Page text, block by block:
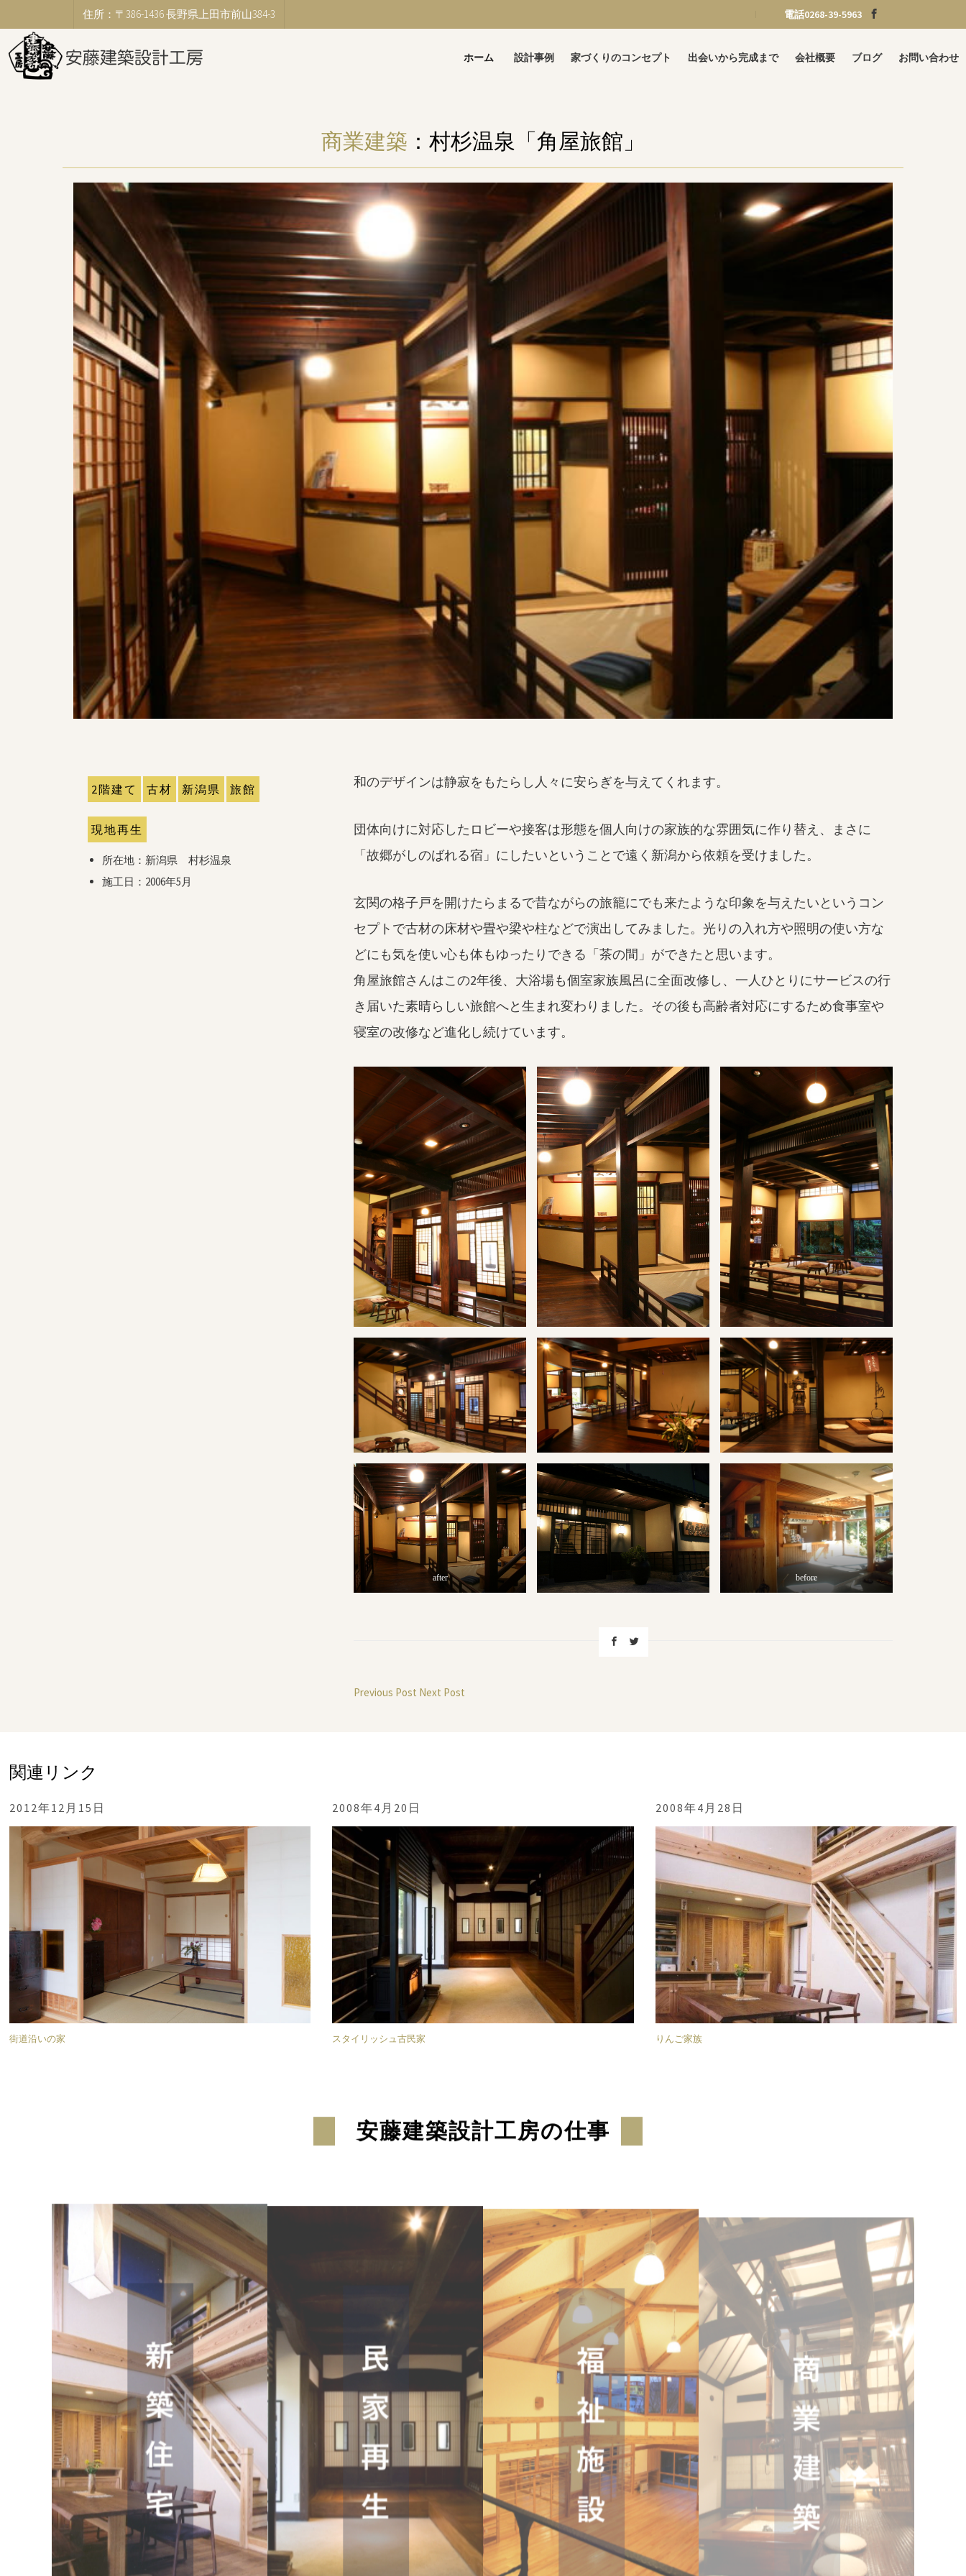
住所：〒386-1436 長野県上田市前山384-3 電話0268-39-5963
ホーム 設計事例 家づくりのコンセプト 出会いから完成まで 会社概要 ブログ お問い合わせ
商業建築 ：村杉温泉「角屋旅館」
2階建て 古材 新潟県 旅館
現地再生
所在地：新潟県 村杉温泉
施工日：2006年5月
和のデザインは静寂をもたらし人々に安らぎを与えてくれます。
団体向けに対応したロビーや接客は形態を個人向けの家族的な雰囲気に作り替え、まさに
「故郷がしのばれる宿」にしたいということで遠く新潟から依頼を受けました。
玄関の格子戸を開けたらまるで昔ながらの旅籠にでも来たような印象を与えたいというコン
セプトで古材の床材や畳や梁や柱などで演出してみました。光りの入れ方や照明の使い方な
どにも気を使い心も体もゆったりできる「茶の間」ができたと思います。
角屋旅館さんはこの2年後、大浴場も個室家族風呂に全面改修し、一人ひとりにサービスの行
き届いた素晴らしい旅館へと生まれ変わりました。 その後も高齢者対応にするため食事室や
寝室の改修など進化し続けています。
after before
Previous Post Next Post
関連リンク
2012年12月15日
街道沿いの家
2008年4月20日
スタイリッシュ古民家
2008年4月28日
りんご家族
安藤建築設計工房の仕事